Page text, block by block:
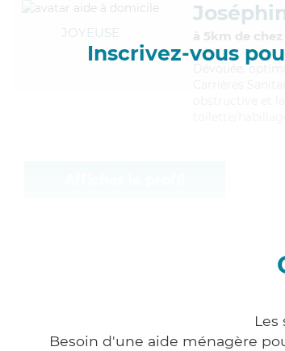
Inscrivez-vous
JOYEUSE à 5km de chez
,
Carrières
Les
Besoin d'une aide ménagère